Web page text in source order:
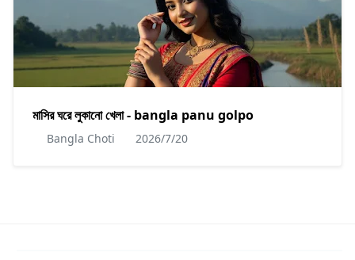
মাসির ঘরে লুকানো খেলা - bangla panu golpo
Bangla Choti 2026/7/20